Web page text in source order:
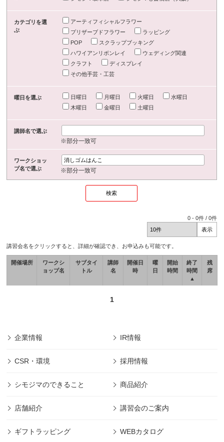
カテゴリを選
ぶ
アーティフィシャルフラワー
プリザーブドフラワー
ラッピング
POP
スクラップブッキング
ハワイアンリボンレイ
ウェディング関連
クラフト
ディスプレイ
その他手芸・工芸
曜日を選ぶ 日曜日 月曜日 火曜日
水曜日
木曜日
金曜日 土曜日
講師名で選ぶ
※部分一致可
ワークショッ
プ名で選ぶ
※部分一致可
0 -0件 /0件
講習会名をクリックすると、詳細が確認でき、お申込みも可能です。
開催場所
ワークシ
ョップ名
サブタイ
トル
講師
名
開催日
時
曜
日
開始
時間
終了
時間
▲
残
席
1
企業情報 IR情報
CSR・環境 採用情報
シモジマのできること 商品紹介
店舗紹介 講習会のご案内
ギフトラッピング WEBカタログ